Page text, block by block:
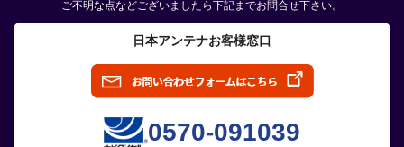
ご不明な点などございましたら下記までお問合せ下さい。
日本アンテナお客様窓口
0570-091039